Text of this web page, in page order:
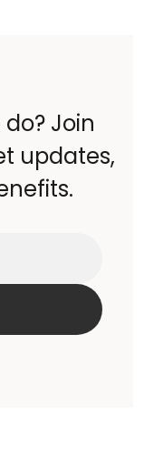
Join
updates,